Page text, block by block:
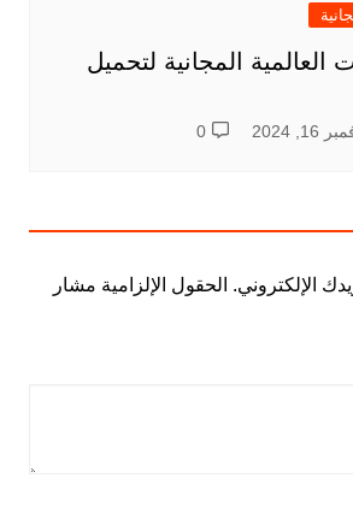
العالمية المجانية لتحميل
16, 2024
0
الإلكتروني. الحقول الإلزامية مشار